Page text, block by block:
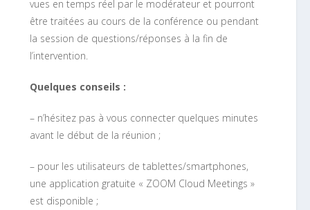
vues en temps réel par le modérateur et pourront
être traitées au cours de la conférence ou pendant
la session de questions/réponses à la fin de
l’intervention.
Quelques conseils :
– n’hésitez pas à vous connecter quelques minutes
avant le début de la réunion ;
– pour les utilisateurs de tablettes/smartphones,
une application gratuite « ZOOM Cloud Meetings »
est disponible ;